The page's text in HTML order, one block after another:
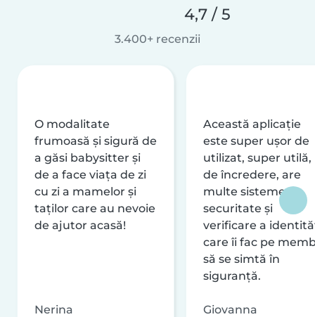
4,7 / 5
3.400+ recenzii
O modalitate
frumoasă și sigură de
a găsi babysitter și
de a face viața de zi
cu zi a mamelor și
taților care au nevoie
de ajutor acasă!
Nerina
Această aplicație
este super ușor de
utilizat, super utilă,
de încredere, are
multe sisteme de
securitate și
verificare a
care îi fac pe
să se simtă în
siguranță.
Giovanna